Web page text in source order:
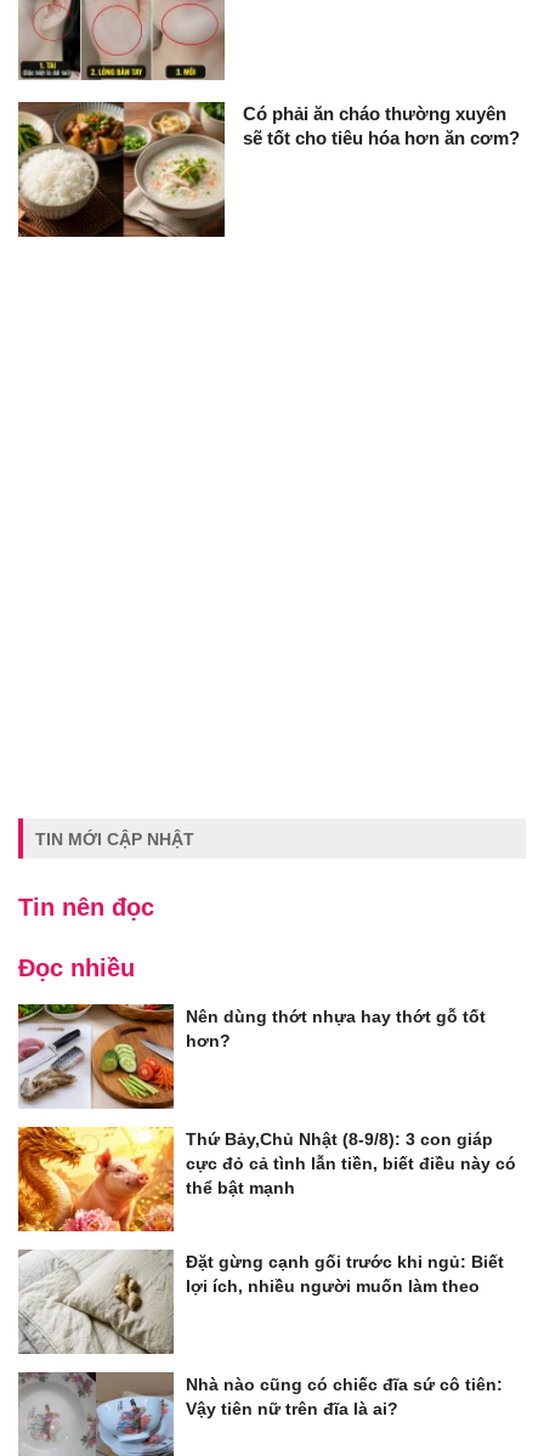
Có phải ăn cháo thường xuyên
sẽ tốt cho tiêu hóa hơn ăn cơm?
TIN MỚI CẬP NHẬT
Tin nên đọc
Đọc nhiều
Nên dùng thớt nhựa hay thớt gỗ tốt
hơn?
Thứ Bảy,Chủ Nhật (8-9/8): 3 con giáp
cực đỏ cả tình lẫn tiền, biết điều này có
thể bật mạnh
Đặt gừng cạnh gối trước khi ngủ: Biết
lợi ích, nhiều người muốn làm theo
Nhà nào cũng có chiếc đĩa sứ cô tiên:
Vậy tiên nữ trên đĩa là ai?